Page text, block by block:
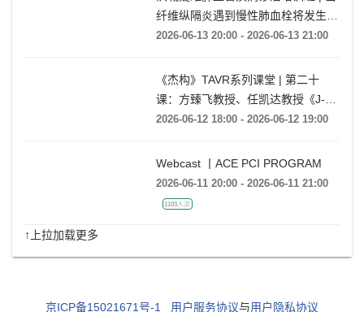
洪城疑难肺血管疾病诊治培训班 | 当
么情况?
2026-06-13 20:00 - 2026-06-13 21:00
《杰构》TAVR系列课堂 | 第二十
VALVE TF在大瓣环AR病例中的应用
经验分享》
2026-06-12 18:00 - 2026-06-12 19:00
1103人次